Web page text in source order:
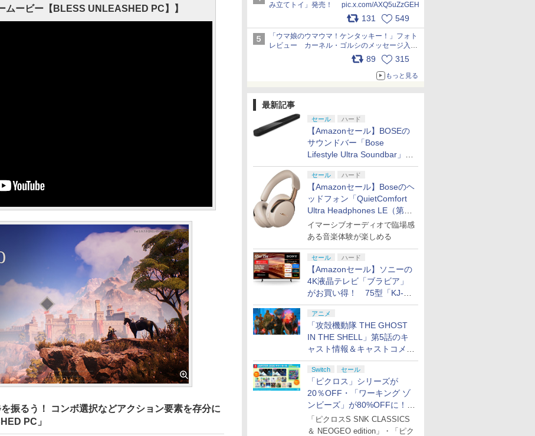
み立てトイ」発売！ pic.x.com/AXQ5uZzGEH
131 549
「ウマ娘のウマウマ！ケンタッキー！」フォト
レビュー カーネル・ゴルシのメッセージ入り
パッケージや描き下ろしトレカなどが登場
89 315
もっと見る
最新記事
セール ハード
【Amazonセール】BOSEの
サウンドバー「Bose
Lifestyle Ultra Soundbar」
や、サブウーファー「Bose
Lifestyle Ultra Subwoofer」
などお買い得！
セール ハード
【Amazonセール】Boseのヘ
ッドフォン「QuietComfort
Ultra Headphones LE（第2
世代）」などお買い得価格で
登場
イマーシブオーディオで臨場感
ある音楽体験が楽しめる
セール ハード
【Amazonセール】ソニーの
4K液晶テレビ「ブラビア」
がお買い得！ 75型「KJ-
75X75WL」などラインナッ
プ
アニメ
「攻殻機動隊 THE GHOST
IN THE SHELL」第5話のキ
ャスト情報＆キャストコメン
ト、エンドカードを公開！
Switch セール
「ピクロス」シリーズが
20％OFF・「ワーキング ゾ
ンビーズ」が80%OFFに！
「ジュピターサマーセール
2026」開催
「ピクロスS SNK CLASSICS
＆ NEOGEO edition」・「ピク
ムービー【BLESS UNLEASHED PC】】
振るう！ コンボ選択などアクション要素を存分に
PC」